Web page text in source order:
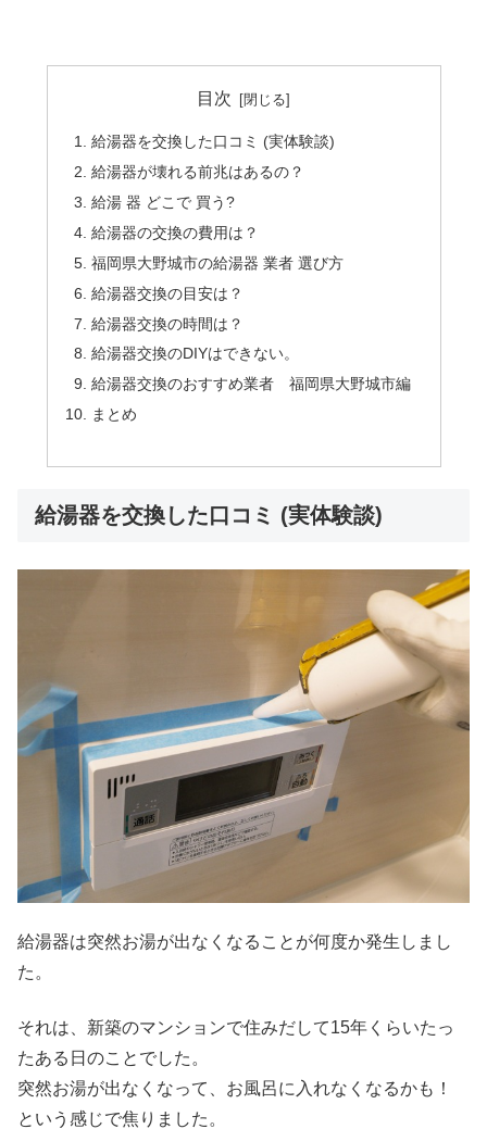
目次
給湯器を交換した口コミ (実体験談)
給湯器が壊れる前兆はあるの？
給湯 器 どこで 買う?
給湯器の交換の費用は？
福岡県大野城市の給湯器 業者 選び方
給湯器交換の目安は？
給湯器交換の時間は？
給湯器交換のDIYはできない。
給湯器交換のおすすめ業者 福岡県大野城市編
まとめ
給湯器を交換した口コミ (実体験談)
給湯器は突然お湯が出なくなることが何度か発生しまし
た。
それは、新築のマンションで住みだして15年くらいたっ
たある日のことでした。
突然お湯が出なくなって、お風呂に入れなくなるかも！
という感じで焦りました。